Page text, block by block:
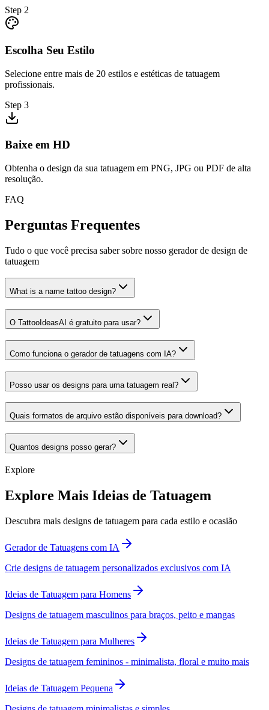
Step 2
Escolha Seu Estilo
Selecione entre mais de 20 estilos e estéticas de tatuagem
profissionais.
Step 3
Baixe em HD
Obtenha o design da sua tatuagem em PNG, JPG ou PDF de alta
resolução.
FAQ
Perguntas Frequentes
Tudo o que você precisa saber sobre nosso gerador de design de
tatuagem
What is a name tattoo design?
O TattooIdeasAI é gratuito para usar?
Como funciona o gerador de tatuagens com IA?
Posso usar os designs para uma tatuagem real?
Quais formatos de arquivo estão disponíveis para download?
Quantos designs posso gerar?
Explore
Explore Mais Ideias de Tatuagem
Descubra mais designs de tatuagem para cada estilo e ocasião
Gerador de Tatuagens com IA
Crie designs de tatuagem personalizados exclusivos com IA
Ideias de Tatuagem para Homens
Designs de tatuagem masculinos para braços, peito e mangas
Ideias de Tatuagem para Mulheres
Designs de tatuagem femininos - minimalista, floral e muito mais
Ideias de Tatuagem Pequena